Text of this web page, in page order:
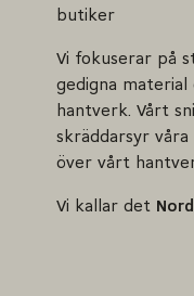
butiker
Vi fokuserar på
gedigna material
hantverk. Vårt
skräddarsyr
över vårt
Vi kallar det